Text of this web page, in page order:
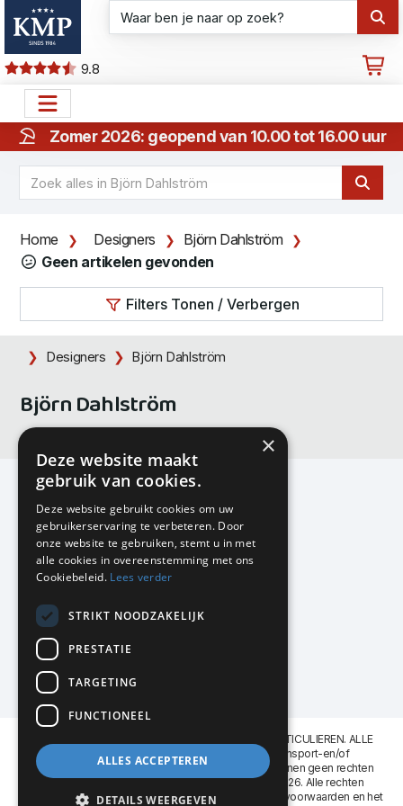
9.8
Zomer 2026: geopend van 10.00 tot 16.00 uur
Home Designers
Björn Dahlström
Geen artikelen gevonden
Filters Tonen / Verbergen
Designers Björn Dahlström
Björn Dahlström
KMP Kantoormeubilair
Airport Business Park
Frankfurtstraat 29-31
1175 RH Lijnden
020-617 01 26
info@kmpkantoormeubilair.nl
Facebook
Instagram
KMP Kantoormeubilair levert aan BEDRIJVEN en PARTICULIEREN. ALLE
GENOEMDE PRIJZEN ZIJN EXCL. 21% B.T.W. Transport-en/of
Montagekosten op aanvraag. Aan deze website kunnen geen rechten
worden ontleend. KMP Kantoormeubilair VOF © 2026. Alle rechten
voorbehouden. Lees voor gebruik graag de
leveringsvoorwaarden en het
×
Deze website maakt
gebruik van cookies.
Deze website gebruikt cookies om uw
gebruikerservaring te verbeteren. Door
onze website te gebruiken, stemt u in met
alle cookies in overeenstemming met ons
Cookiebeleid. Lees verder
STRIKT NOODZAKELIJK
PRESTATIE
TARGETING
FUNCTIONEEL
ALLES ACCEPTEREN
DETAILS WEERGEVEN